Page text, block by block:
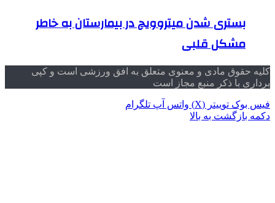
بستری شدن میتروویچ در بیمارستان به خاطر
مشکل قلبی
کلیه حقوق مادی و معنوی متعلق به افق ورزشی است و کپی
برداری با ذکر منبع مجاز است
فیس بوک توییتر (X) واتس آپ تلگرام
دکمه بازگشت به بالا